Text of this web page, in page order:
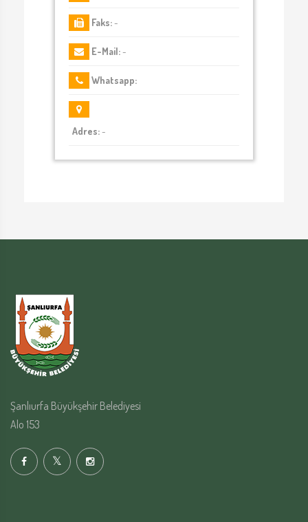
Faks:-
E-Mail:-
Whatsapp:
Adres:-
Şanlıurfa Büyükşehir Belediyesi
Alo 153